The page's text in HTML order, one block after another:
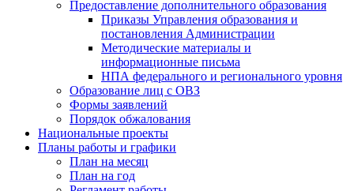
Предоставление дополнительного образования
Приказы Управления образования и
постановления Администрации
Методические материалы и
информационные письма
НПА федерального и регионального уровня
Образование лиц с ОВЗ
Формы заявлений
Порядок обжалования
Национальные проекты
Планы работы и графики
План на месяц
План на год